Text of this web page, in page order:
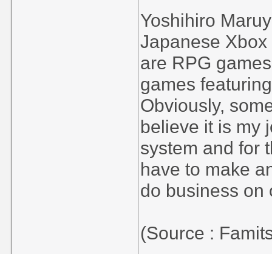
Yoshihiro
Japanese
are RPG
games
Obviously,
believe it is my
system and for
have to make
do business on
(Source :